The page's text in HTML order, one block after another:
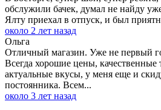
обслужили бачек, думал не найду
Ялту приехал в отпуск, и был
около 2 лет назад
Ольга
Отличный магазин. Уже не первый
Всегда хорошие цены, качественные
актуальные вкусы, у меня еще и
постоянника. Всем...
около 3 лет назад